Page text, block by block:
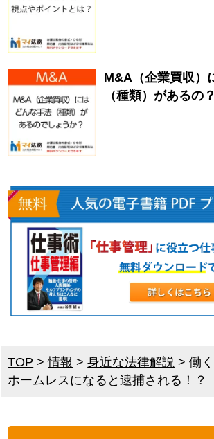
M&A（企業買収）
（種類）があるの？
TOP >情報 >身近な法律解説 >働
ホームレスになると逮捕される！？